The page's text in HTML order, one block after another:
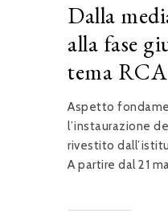
Dalla
alla fase
tema RCA
Aspetto
l’instaurazione
rivestito
A partire dal 21